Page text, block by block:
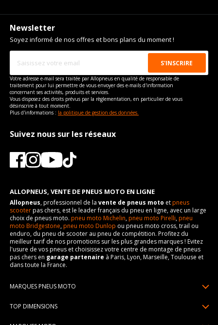
Newsletter
Soyez informé de nos offres et bons plans du moment !
Votre adresse e-mail sera traitée par Allopneus en qualité de responsable de
traitement pour lui permettre de vous envoyer des e-mails d'information
concernant ses activités, produits et services.
Vous disposez des droits prévus par la règlementation, en particulier de vous
désinscrire à tout moment.
Plus d'informations : la politique de gestion des données.
Suivez nous sur les réseaux
ALLOPNEUS, VENTE DE PNEUS MOTO EN LIGNE
Allopneus, professionnel de la vente de pneus moto etpneus
scooterpas chers, est le leader français du pneu en ligne, avec un large
choix de pneus moto. pneu moto Michelin,pneu moto Pirelli,pneu
moto Bridgestone,pneu moto Dunlop ou pneus moto cross, trail ou
enduro, du pneu de scooter au pneu de compétition. Profitez du
meilleur tarif de nos promotions sur les plus grandes marques ! Evitez
l'usure de vos pneus et choisissez votre centre de montage de pneus
pas chers en garage partenaire à Paris, Lyon, Marseille, Toulouse et
dans toute la France.
MARQUES PNEUS MOTO
TOP DIMENSIONS